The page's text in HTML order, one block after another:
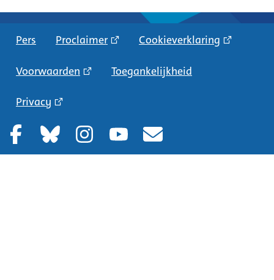
Pers Proclaimer Cookieverklaring
Voorwaarden Toegankelijkheid
Privacy